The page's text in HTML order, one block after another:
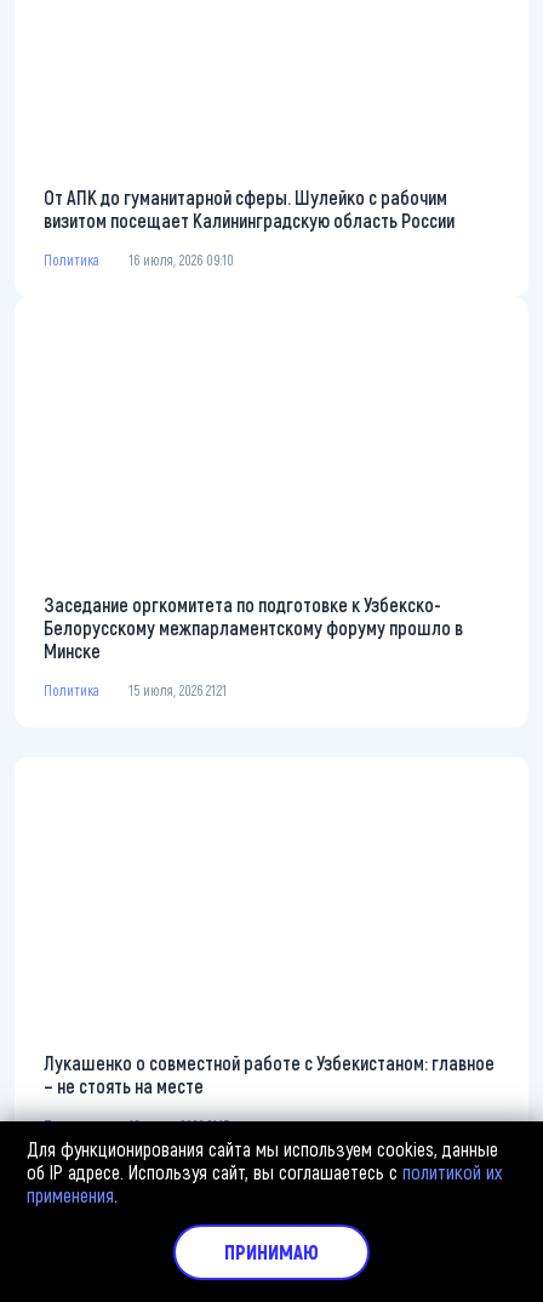
От АПК до гуманитарной сферы. Шулейко с рабочим
визитом посещает Калининградскую область России
Политика 16 июля, 2026 09:10
Заседание оргкомитета по подготовке к Узбекско-
Белорусскому межпарламентскому форуму прошло в
Минске
Политика 15 июля, 2026 21:21
Лукашенко о совместной работе с Узбекистаном: главное
– не стоять на месте
Политика 10 июля, 2026 21:15
Для функционирования сайта мы используем cookies, данные
об IP адресе. Используя сайт, вы соглашаетесь сполитикой их
применения.
ПРИНИМАЮ